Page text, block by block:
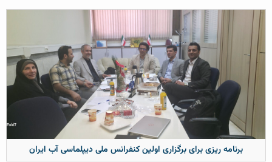
برنامه ریزی برای برگزاری اولین کنفرانس ملی دیپلماسی آب ایران